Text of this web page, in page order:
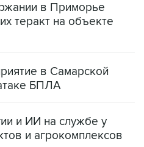
в Приморье
теракт на объекте
в Самарской
БПЛА
и ИИ на службе у
и агрокомплексов